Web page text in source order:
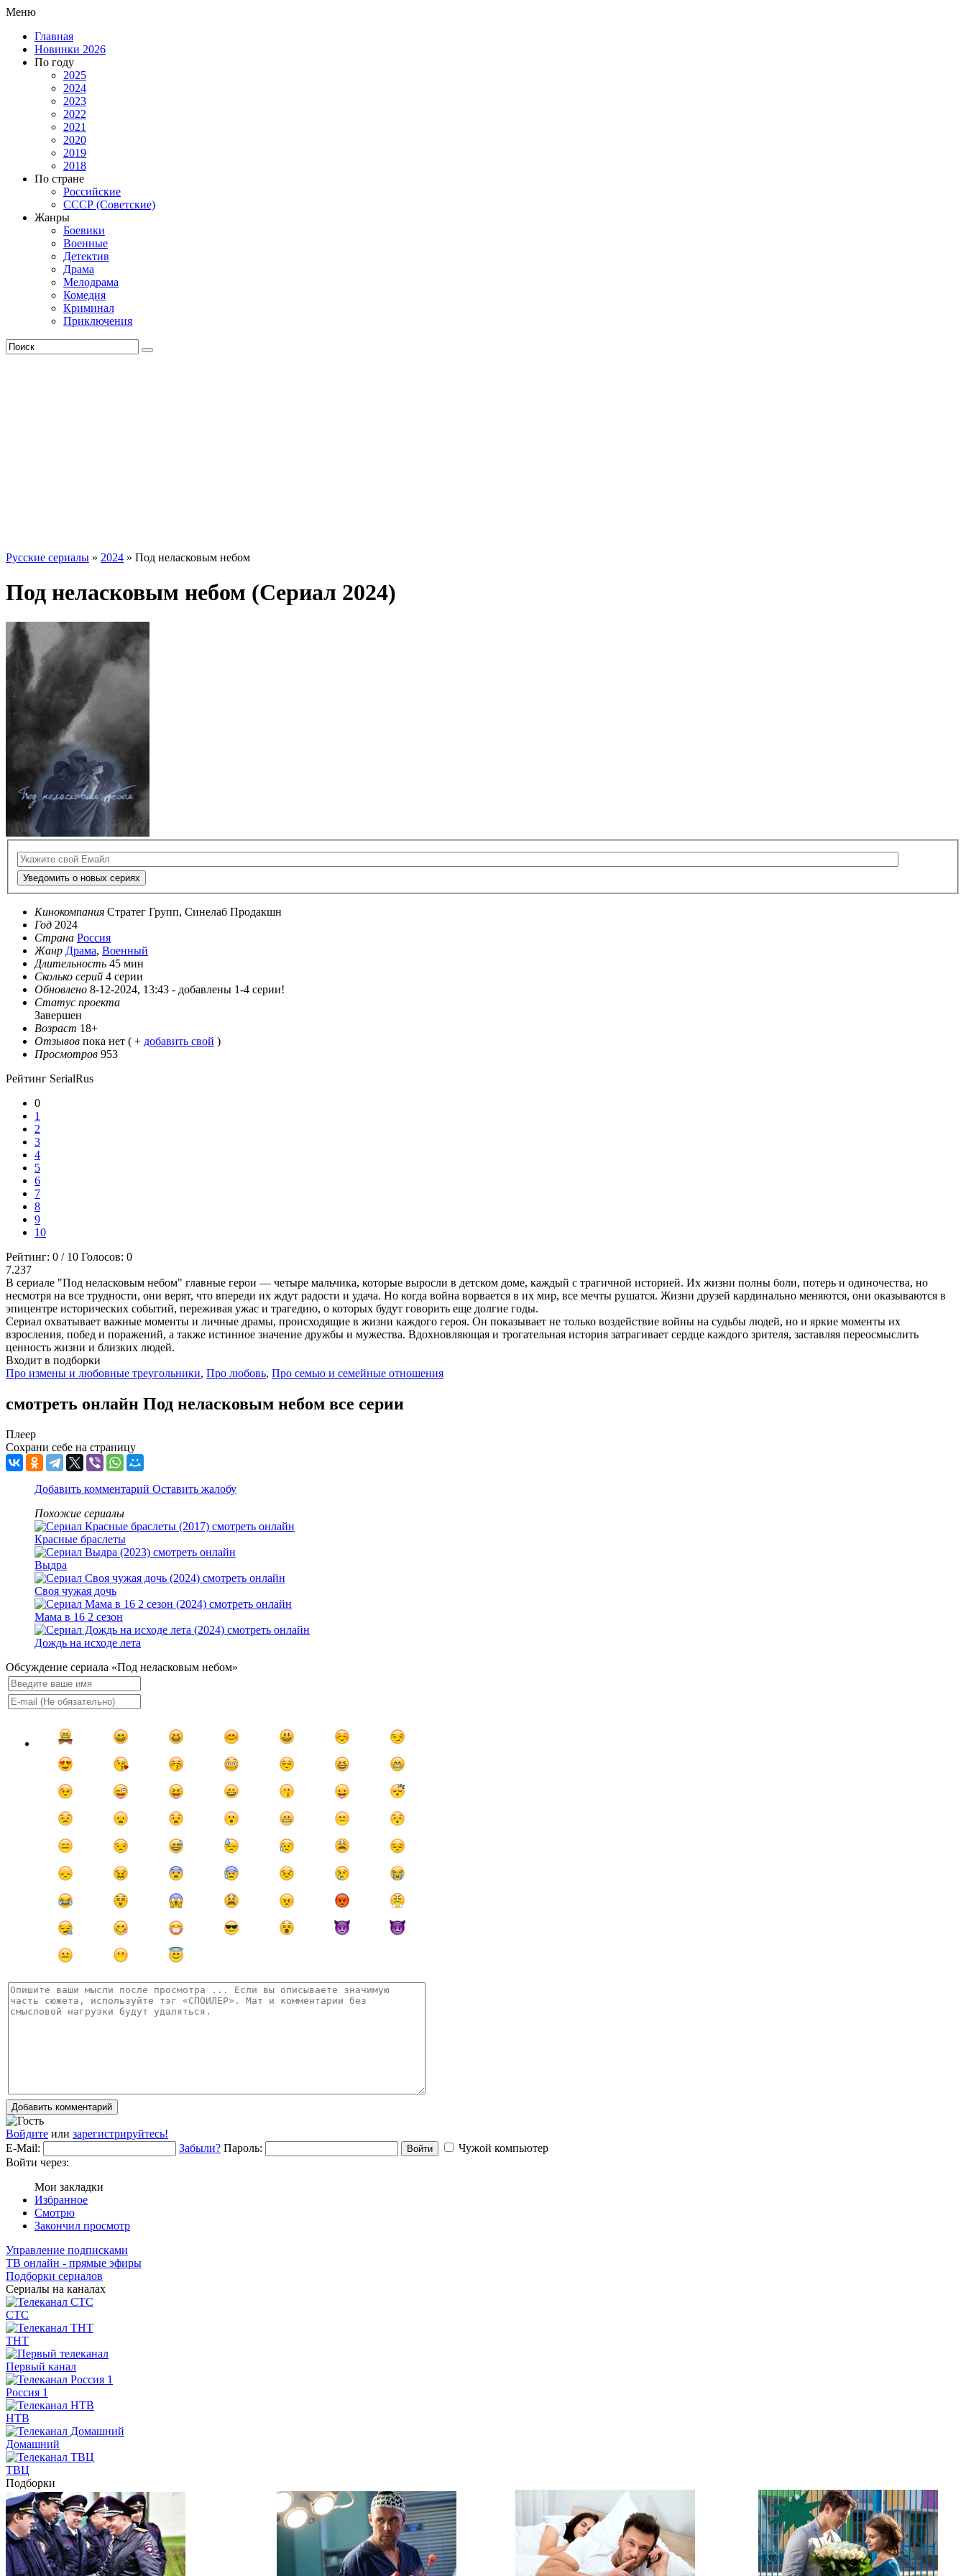
Меню
Главная
Новинки 2026
По году
2025
2024
2023
2022
2021
2020
2019
2018
По стране
Российские
СССР (Советские)
Жанры
Боевики
Военные
Детектив
Драма
Мелодрама
Комедия
Криминал
Приключения
Русские сериалы » 2024 » Под неласковым небом
Под неласковым небом (Сериал 2024)
Уведомить о новых сериях
Кинокомпания Стратег Групп, Синелаб Продакшн
Год 2024
Страна Россия
Жанр Драма, Военный
Длительность 45 мин
Сколько серий 4 серии
Обновлено 8-12-2024, 13:43 - добавлены 1-4 серии!
Статус проекта
Завершен
Возраст 18+
Отзывов пока нет ( + добавить свой )
Просмотров 953
Рейтинг SerialRus
0
1
2
3
4
5
6
7
8
9
10
Рейтинг: 0 / 10 Голосов: 0
7.237
В сериале "Под неласковым небом" главные герои — четыре мальчика, которые выросли в детском доме, каждый с трагичной историей. Их жизни полны боли, потерь и одиночества, но
несмотря на все трудности, они верят, что впереди их ждут радости и удача. Но когда война ворвается в их мир, все мечты рушатся. Жизни друзей кардинально меняются, они оказываются в
эпицентре исторических событий, переживая ужас и трагедию, о которых будут говорить еще долгие годы.
Сериал охватывает важные моменты и личные драмы, происходящие в жизни каждого героя. Он показывает не только воздействие войны на судьбы людей, но и яркие моменты их
взросления, побед и поражений, а также истинное значение дружбы и мужества. Вдохновляющая и трогательная история затрагивает сердце каждого зрителя, заставляя переосмыслить
ценность жизни и близких людей.
Входит в подборки
Про измены и любовные треугольники, Про любовь, Про семью и семейные отношения
смотреть онлайн Под неласковым небом все серии
Плеер
Сохрани себе на страницу
Добавить комментарий Оставить жалобу
Похожие сериалы
Красные браслеты
Выдра
Своя чужая дочь
Мама в 16 2 сезон
Дождь на исходе лета
Обсуждение сериала «Под неласковым небом»
Добавить комментарий
Войдите или зарегистрируйтесь!
E-Mail:
Забыли? Пароль: Войти
Чужой компьютер
Войти через:
Мои закладки
Избранное
Смотрю
Закончил просмотр
Управление подписками
ТВ онлайн - прямые эфиры
Подборки сериалов
Сериалы на каналах
СТС
ТНТ
Первый канал
Россия 1
НТВ
Домашний
ТВЦ
Подборки